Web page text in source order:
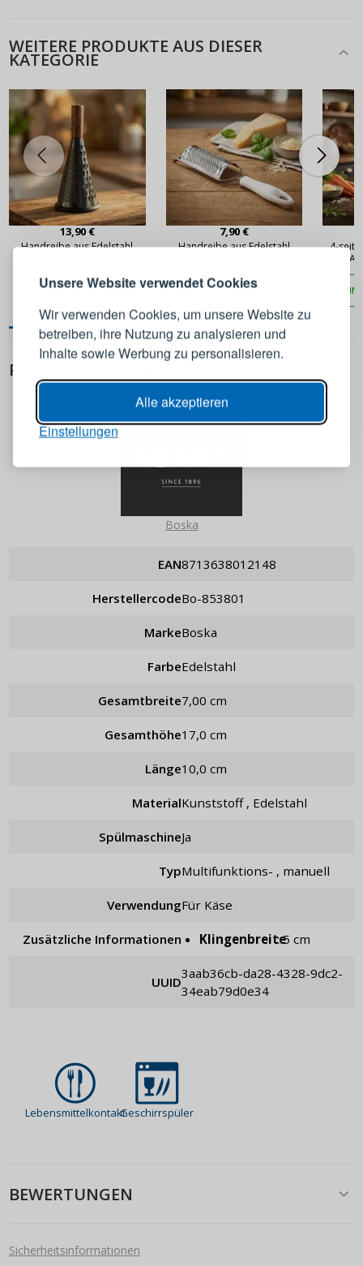
Unsere Website verwendet Cookies
Wir verwenden Cookies, um unsere Website zu
betreiben, ihre Nutzung zu analysieren und
Inhalte sowie Werbung zu personalisieren.
Alle akzeptieren
Einstellungen
WEITERE PRODUKTE AUS DIESER
KATEGORIE
13,90 €
Handreibe aus Edelstahl
IN DEN WARENKORB
7,90 €
Handreibe aus Edelstahl
IN DEN WARENKORB
4-
Stahl
IN
PRODUKTDETAILS
Boska
EAN 8713638012148
Herstellercode bo-853801
Marke Boska
Farbe Edelstahl
Gesamtbreite 7,00 cm
Gesamthöhe 17,0 cm
Länge 10,0 cm
Material Kunststoff , Edelstahl
Spülmaschine Ja
Typ Multifunktions- , manuell
Verwendung für Käse
Zusätzliche Informationen Klingenbreite: 5 cm
UUID
3aab36cb-da28-4328-9dc2-
34eab79d0e34
LebensmittelkontaktGeschirrspüler
BEWERTUNGEN
Sicherheitsinformationen
ANMELDEN REGISTRIEREN
Melden Sie sich bei Ihrem
E-Mail-Adresse